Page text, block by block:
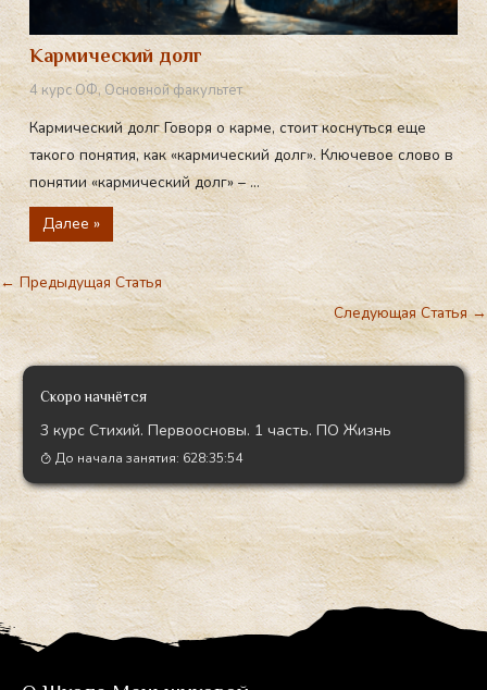
Кармический долг
4 курс ОФ,Основной факультет
Кармический долг Говоря о карме, стоит коснуться еще
такого понятия, как «кармический долг». Ключевое слово в
понятии «кармический долг» – ...
Далее »
← Предыдущая Статья
Следующая Статья→
Скоро начнётся
3 курс Стихий. Первоосновы. 1 часть. ПО Жизнь
До начала занятия: 628:35:53